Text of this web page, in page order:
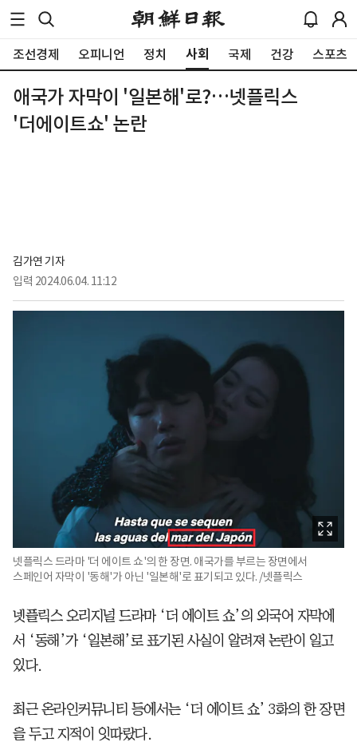
조선경제 오피니언 정치 사회 국제 건강 스포츠
애국가 자막이 '일본해'로?…넷플릭스
'더에이트쇼' 논란
김가연 기자
입력 2024.06.04. 11:12
넷플릭스 드라마 '더 에이트 쇼'의 한 장면. 애국가를 부르는 장면에서
스페인어 자막이 '동해'가 아닌 '일본해'로 표기되고 있다. /넷플릭스
넷플릭스 오리지널 드라마 ‘더 에이트 쇼’의 외국어 자막에
서 ‘동해’가 ‘일본해’로 표기된 사실이 알려져 논란이 일고
있다.
최근 온라인커뮤니티 등에서는 ‘더 에이트 쇼’ 3화의 한 장면
을 두고 지적이 잇따랐다.